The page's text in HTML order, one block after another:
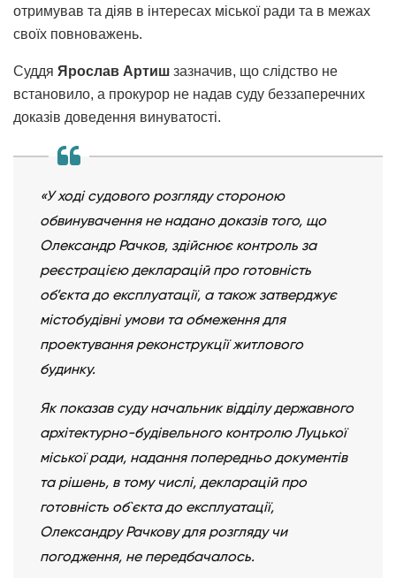
отримував та діяв в інтересах міської ради та в межах
своїх повноважень.
Суддя Ярослав Артиш зазначив, що слідство не
встановило, а прокурор не надав суду беззаперечних
доказів доведення винуватості.
«У ході судового розгляду стороною
обвинувачення не надано доказів того, що
Олександр Рачков, здійснює контроль за
реєстрацією декларацій про готовність
об’єкта до експлуатації, а також затверджує
містобудівні умови та обмеження для
проектування реконструкції житлового
будинку.
Як показав суду начальник відділу державного
архітектурно-будівельного контролю Луцької
міської ради, надання попередньо документів
та рішень, в тому числі, декларацій про
готовність об`єкта до експлуатації,
Олександру Рачкову для розгляду чи
погодження, не передбачалось.